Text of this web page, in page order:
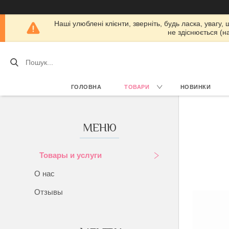
Наші улюблені клієнти, зверніть, будь ласка,
не здіснюється
ГОЛОВНА ТОВАРИ НОВИНКИ
Товары и услуги
О нас
Отзывы